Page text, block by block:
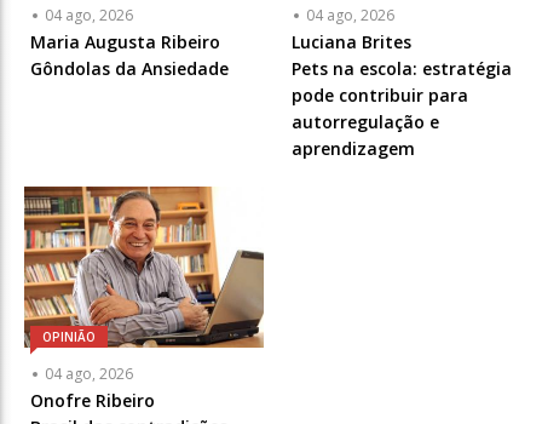
04 ago, 2026
Articulista
ou
Chamada
Maria Augusta Ribeiro
Gôndolas da Ansiedade
04 ago, 2026
Articulista
ou
Chamada
-
Opcional
Luciana Brites
Pets na escola: estratégia
pode contribuir para
autorregulação e
aprendizagem
OPINIÃO
04 ago, 2026
Articulista
ou
Onofre Ribeiro